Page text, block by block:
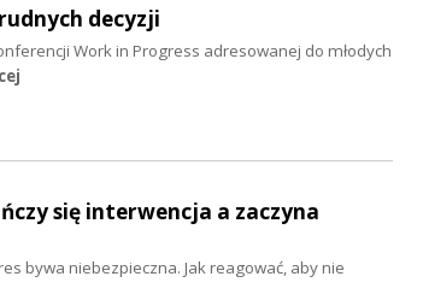
decyzji
Work in Progress adresowanej do młodych
się interwencja a zaczyna
bywa niebezpieczna. Jak reagować, aby nie